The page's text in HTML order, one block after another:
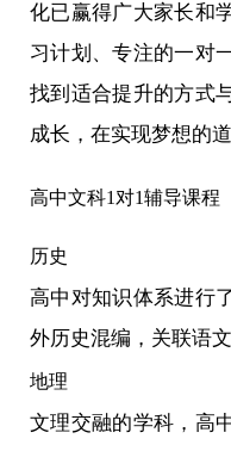
化已赢得广大家长和
习计划、专注的一对
找到适合提升的方式
成长，在实现梦想的
高中文科1对1辅导课程
历史
高中对知识体系进行
外历史混编，关联语
地理
文理交融的学科，高